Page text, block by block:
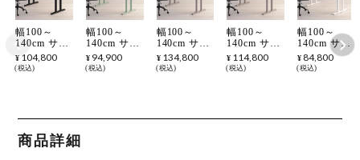
幅100～
140cm サイ
ズオーダー
テーブル
チェリー 無
垢材 木製 T
字脚 スチー
¥ 104,800
税込
幅100～
140cm サイ
ズオーダー
テーブル
ープル 無垢
¥ 94,900
税込
幅100～
140cm サイ
ズオーダー
テーブル
ナット 無垢
¥ 134,800
税込
幅100～
140cm サイ
ズオーダー
テーブル
オーク 無垢
¥ 114,800
税込
幅100～
140cm サイ
ズオーダー
テーブル
アッシュ 無
¥84,800
税込
商品詳細